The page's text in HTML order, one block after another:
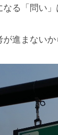
る「問い
進まないか